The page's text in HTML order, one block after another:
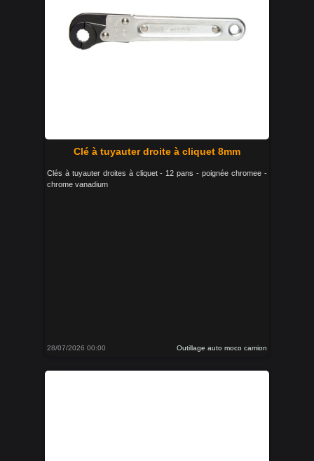
Clé à tuyauter droite à cliquet 8mm
Clés à tuyauter droites à cliquet - 12 pans - poignée chromee -
chrome vanadium
28/07/2026 00:00 Outillage auto moco camion